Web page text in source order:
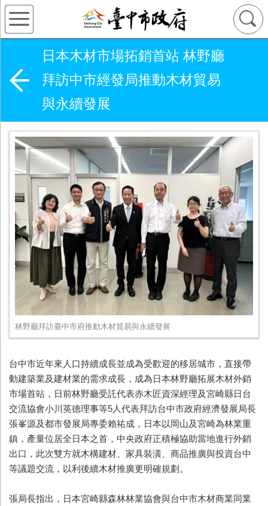
日本木材市場拓銷首站 林野廳
拜訪中市經發局推動木材貿易
與永續發展
林野廳拜訪臺中市府推動木材貿易與永續發展
台中市近年來人口持續成長並成為受歡迎的移居城市，直接帶
動建築業及建材業的需求成長，成為日本林野廳拓展木材外銷
市場首站，日前林野廳受託代表赤木匠資深經理及宮崎縣日台
交流協會小川英德理事等5人代表拜訪台中市政府經濟發展局長
張峯源及都市發展局專委賴祐成，日本以岡山及宮崎為林業重
鎮，產量位居全日本之首，中央政府正積極協助當地進行外銷
出口，此次雙方就木構建材、家具裝潢、商品推廣與投資台中
等議題交流，以利後續木材推廣更明確規劃。
張局長指出，日本宮崎縣森林林業協會與台中市木材商業同業